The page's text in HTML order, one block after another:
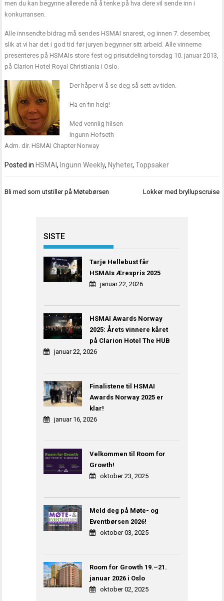
men du kan begynne allerede nå å tenke på hva dere vil sende inn i
konkurransen.
Alle innsendte bidrag må sendes HSMAI snarest, og innen 7. desember,
slik at vi har det i god tid før juryen begynner sitt arbeid. Alle vinnerne
presenteres på HSMAIs store fest og prisutdeling torsdag 10. januar 2013,
på Clarion Hotel Royal Christiania i Oslo.
Der håper vi å se deg så sett av tiden.
Ha en fin helg!
Med vennlig hilsen
Ingunn Hofseth
Adm. dir. HSMAI Chapter Norway
Posted in HSMAI, Ingunn Weekly, Nyheter,Toppsaker
Innleggsnavigasjon
Bli med som utstiller på Møtebørsen Lokker med bryllupscruise
SISTE
Tarje Hellebust får
HSMAIs Ærespris 2025
januar 22, 2026
HSMAI Awards Norway
2025: Årets vinnere kåret
på Clarion Hotel The HUB
januar 22, 2026
Finalistene til HSMAI
Awards Norway 2025 er
klar!
januar 16, 2026
Velkommen til Room for
Growth!
oktober 23, 2025
Meld deg på Møte- og
Eventbørsen 2026!
oktober 03, 2025
Room for Growth 19.–21.
januar 2026 i Oslo
oktober 02, 2025